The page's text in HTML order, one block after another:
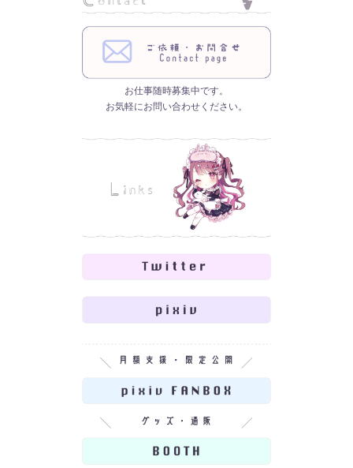
お仕事随時募集中です。
お気軽にお問い合わせください。